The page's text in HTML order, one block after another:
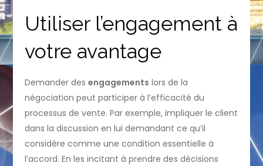
Utiliser l’engagement à
votre avantage
Demander desengagements lors de la
négociation peut participer à l’efficacité du
processus de vente. Par exemple, impliquer le client
dans la discussion en lui demandant ce qu’il
considère comme une condition essentielle à
l’accord. En les incitant à prendre des décisions